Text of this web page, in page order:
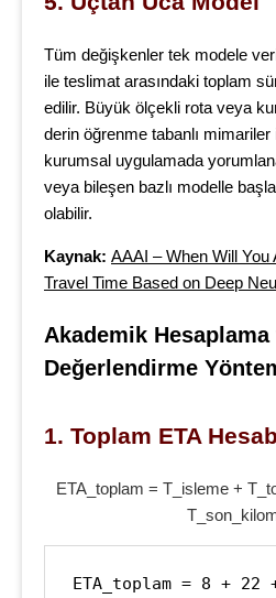
Tüm değişkenler tek modele
ile teslimat arasındaki toplam
edilir. Büyük ölçekli rota veya
derin öğrenme tabanlı
kurumsal uygulamada
veya bileşen bazlı modelle
olabilir.
Kaynak: AAAI – When Will
Travel Time Based on Deep
Akademik Hesaplama
Değerlendirme
1. Toplam ETA
ETA_toplam = T_isleme +
ETA_toplam = 8 + 22